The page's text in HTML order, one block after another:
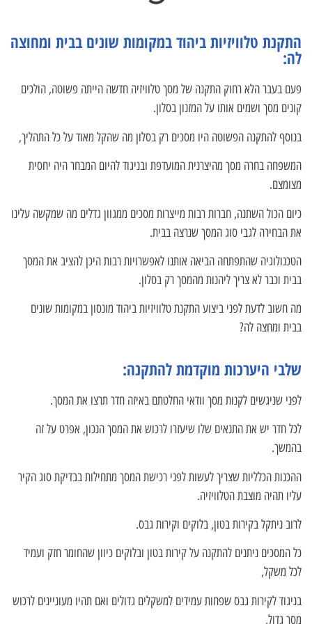
התקנת טלוויזיות ביהוד במקומות שונים בבית ומחוצה
לה:
פעם בעבר הלא רחוק התקנה של מסך טלוויזיה חדשה הייתה פשוטה, הולכים
קונים מסך ושמים אותו על המזנון בסלון.
בנוסף להתקנה הפשוטה היו מסכים רק בסלון מה שהקל מאוד על כל התהליך,
המשפחה בחרה מסך מהיצרנית המועדפת ובניגוד להיום המבחר היה יחסית
מצומצם.
כיום הכול השתנה, חברות רבות מייצרות מסכים ממגוון גדלים מה שמקשה עלינו
את הבחירה לגבי סוג המסך שנרצה בבית.
הטכנולוגיה שהתפתחה הביאה אותנו לאפשרויות רבות היכן להציב את המסך
בבית וכבר לא צריך ליהנות מהמסך רק בסלון.
מה חשוב לדעת לפני ביצוע התקנת טלוויזיות ביהוד מונסון במקומות שונים
בבית ומחצה לה?
שלבי היערכות מוקדמת להתקנה:
לפני שניגשים לקנות מסך וודאי החלטתם באיזה חדר תרצו את המסך.
לכל חדר יש את התנאים שלו שיעזרו לרכוש את המסך הנכון, אפרט על זה
בהמשך.
ההכנות הכלליות שצריך לעשות לפני רכישת המסך מתחילות בבדיקת סוג הקיר
עליו תהיה מוצבת הטלוויזיה.
לרוב ניתקל בקירות בטון, בלוקים וקירות גבס.
כל המסכים ניתנים להתקנה על קירות בטון ובלוקים כיוון שהחומר חזק ועמיד
לכל משקל,
בניגוד לקירות גבס שפחות עמידים למשקלים גדולים ואם תהיו מעוניינים לרכוש
מסך גדול,